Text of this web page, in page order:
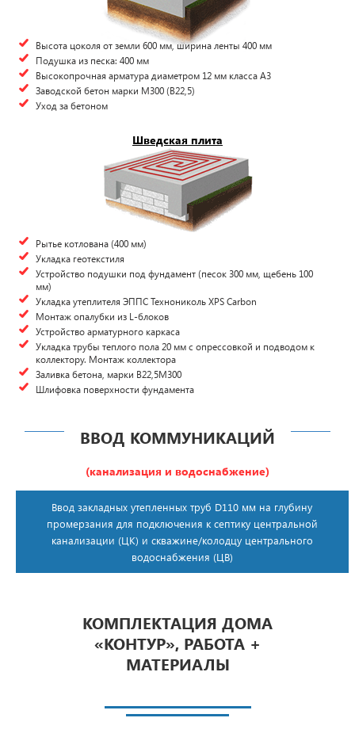
Высота цоколя от земли 600 мм, ширина ленты 400 мм
Подушка из песка: 400 мм
Высокопрочная арматура диаметром 12 мм класса А3
Заводской бетон марки М300 (B22,5)
Уход за бетоном
Шведская плита
Рытье котлована (400 мм)
Укладка геотекстиля
Устройство подушки под фундамент (песок 300 мм, щебень 100
мм)
Укладка утеплителя ЭППС Технониколь XPS Carbon
Монтаж опалубки из L-блоков
Устройство арматурного каркаса
Укладка трубы теплого пола 20 мм с опрессовкой и подводом к
коллектору. Монтаж коллектора
Заливка бетона, марки В22,5М300
Шлифовка поверхности фундамента
ВВОД КОММУНИКАЦИЙ
(канализация и водоснабжение)
Ввод закладных утепленных труб D110 мм на глубину
промерзания для подключения к септику центральной
канализации (ЦК) и скважине/колодцу центрального
водоснабжения (ЦВ)
КОМПЛЕКТАЦИЯ ДОМА
«КОНТУР», РАБОТА +
МАТЕРИАЛЫ